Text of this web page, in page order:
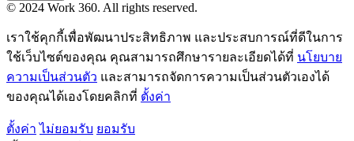
© 2024 Work 360. All rights reserved.
เราใช้คุกกี้เพื่อพัฒนาประสิทธิภาพ และประสบการณ์ที่ดีในการ
ใช้เว็บไซต์ของคุณ คุณสามารถศึกษารายละเอียดได้ที่ นโยบาย
ความเป็นส่วนตัว และสามารถจัดการความเป็นส่วนตัวเองได้
ของคุณได้เองโดยคลิกที่ ตั้งค่า
ตั้งค่า ไม่ยอมรับ ยอมรับ